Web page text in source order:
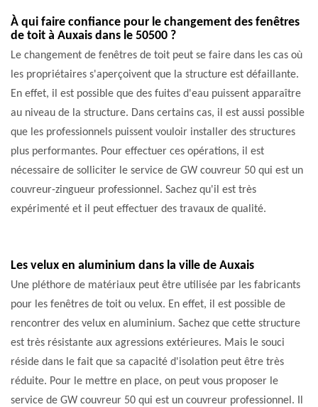
À qui faire confiance pour le changement des fenêtres
de toit à Auxais dans le 50500 ?
Le changement de fenêtres de toit peut se faire dans les cas où
les propriétaires s'aperçoivent que la structure est défaillante.
En effet, il est possible que des fuites d'eau puissent apparaître
au niveau de la structure. Dans certains cas, il est aussi possible
que les professionnels puissent vouloir installer des structures
plus performantes. Pour effectuer ces opérations, il est
nécessaire de solliciter le service de GW couvreur 50 qui est un
couvreur-zingueur professionnel. Sachez qu'il est très
expérimenté et il peut effectuer des travaux de qualité.
Les velux en aluminium dans la ville de Auxais
Une pléthore de matériaux peut être utilisée par les fabricants
pour les fenêtres de toit ou velux. En effet, il est possible de
rencontrer des velux en aluminium. Sachez que cette structure
est très résistante aux agressions extérieures. Mais le souci
réside dans le fait que sa capacité d'isolation peut être très
réduite. Pour le mettre en place, on peut vous proposer le
service de GW couvreur 50 qui est un couvreur professionnel. Il